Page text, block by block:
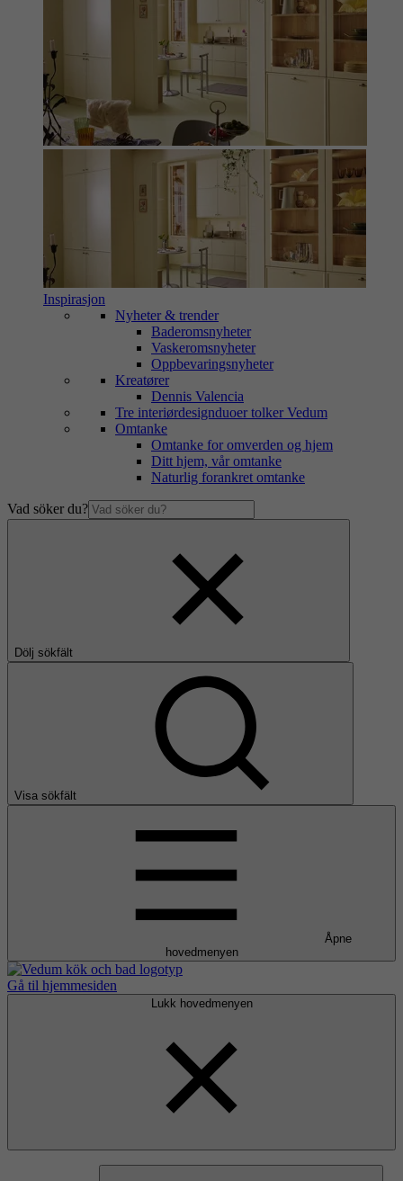
Inspirasjon
Nyheter & trender
Baderomsnyheter
Vaskeromsnyheter
Oppbevaringsnyheter
Kreatører
Dennis Valencia
Tre interiørdesignduoer tolker Vedum
Omtanke
Omtanke for omverden og hjem
Ditt hjem, vår omtanke
Naturlig forankret omtanke
Vad söker du?
Dölj sökfält
Visa sökfält
Åpne
hovedmenyen
Gå til hjemmesiden
Lukk hovedmenyen